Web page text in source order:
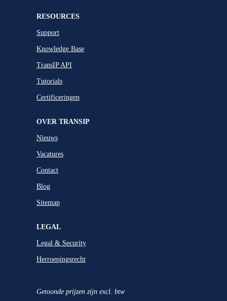
RESOURCES
Support
Knowledge Base
TransIP API
Tutorials
Certificeringen
OVER TRANSIP
Nieuws
Vacatures
Contact
Blog
Sitemap
LEGAL
Legal & Security
Herroepingsrecht
Getoonde prijzen zijn excl. btw